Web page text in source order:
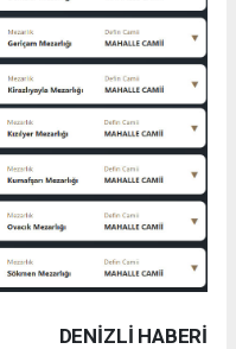
DENIZLI HABERİ